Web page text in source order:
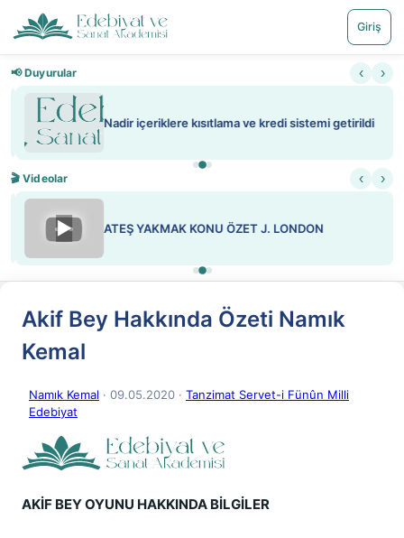
Giriş
📢 Duyurular ‹ ›
Nadir içeriklere kısıtlama ve kredi sistemi getirildi
🎬 Videolar ‹ ›
▶ ATEŞ YAKMAK KONU ÖZET J. LONDON
Akif Bey Hakkında Özeti Namık
Kemal
Namık Kemal · 09.05.2020 · Tanzimat Servet-i Fünûn Milli
Edebiyat
AKİF BEY OYUNU HAKKINDA BİLGİLER